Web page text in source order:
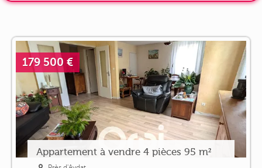
179 500 €
Appartement à vendre 4 pièces 95 m²